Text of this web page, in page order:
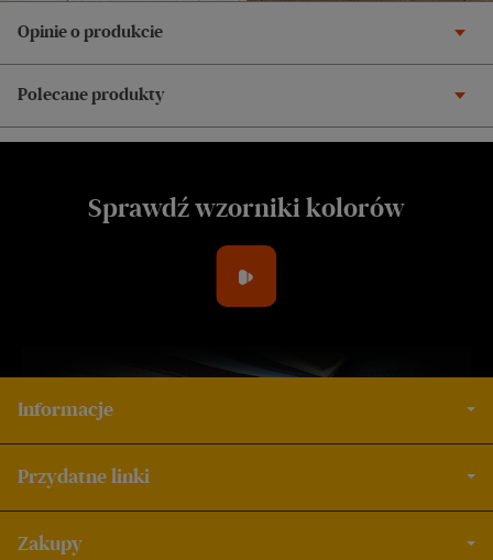
Opinie o produkcie
Polecane produkty
Sprawdź wzorniki kolorów
Informacje
Przydatne linki
Zakupy